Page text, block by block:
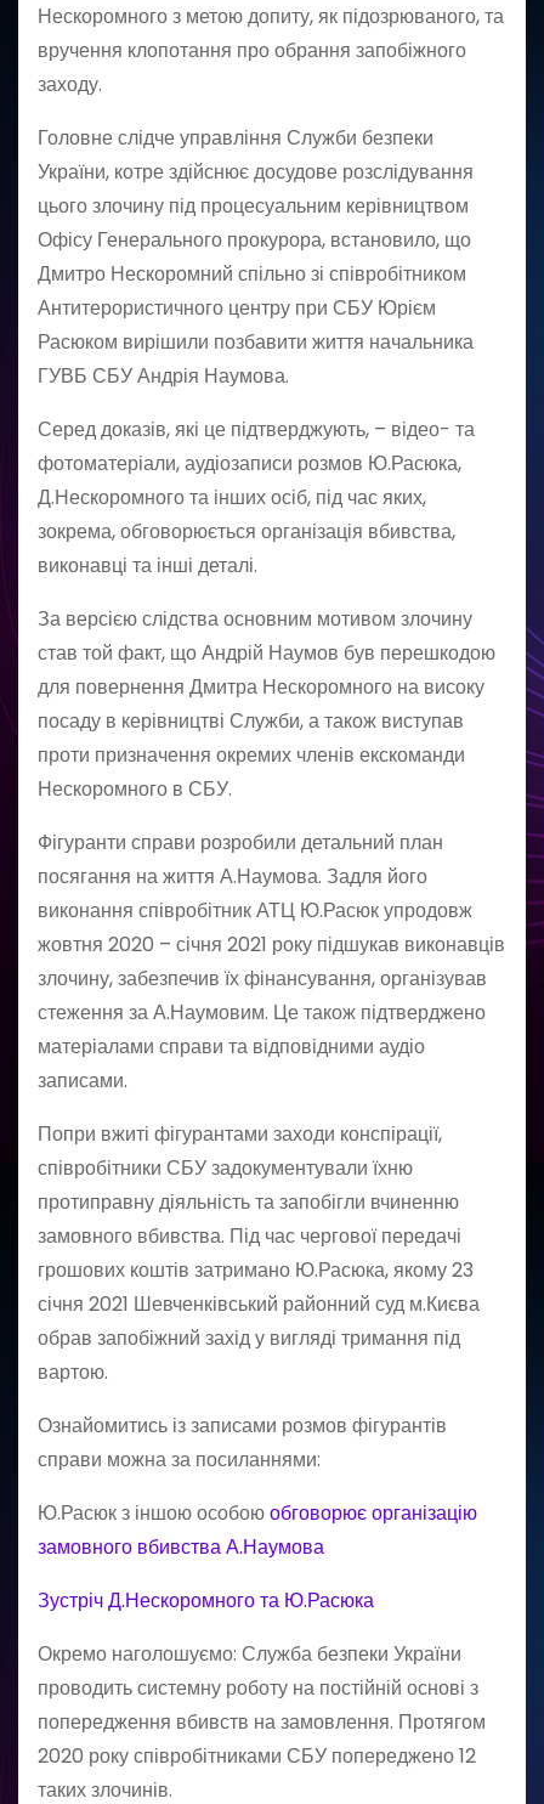
Нескоромного з метою допиту, як підозрюваного, та
вручення клопотання про обрання запобіжного
заходу.
Головне слідче управління Служби безпеки
України, котре здійснює досудове розслідування
цього злочину під процесуальним керівництвом
Офісу Генерального прокурора, встановило, що
Дмитро Нескоромний спільно зі співробітником
Антитерористичного центру при СБУ Юрієм
Расюком вирішили позбавити життя начальника
ГУВБ СБУ Андрія Наумова.
Серед доказів, які це підтверджують, – відео- та
фотоматеріали, аудіозаписи розмов Ю.Расюка,
Д.Нескоромного та інших осіб, під час яких,
зокрема, обговорюється організація вбивства,
виконавці та інші деталі.
За версією слідства основним мотивом злочину
став той факт, що Андрій Наумов був перешкодою
для повернення Дмитра Нескоромного на високу
посаду в керівництві Служби, а також виступав
проти призначення окремих членів екскоманди
Нескоромного в СБУ.
Фігуранти справи розробили детальний план
посягання на життя А.Наумова. Задля його
виконання співробітник АТЦ Ю.Расюк упродовж
жовтня 2020 – січня 2021 року підшукав виконавців
злочину, забезпечив їх фінансування, організував
стеження за А.Наумовим. Це також підтверджено
матеріалами справи та відповідними аудіо
записами.
Попри вжиті фігурантами заходи конспірації,
співробітники СБУ задокументували їхню
протиправну діяльність та запобігли вчиненню
замовного вбивства. Під час чергової передачі
грошових коштів затримано Ю.Расюка, якому 23
січня 2021 Шевченківський районний суд м.Києва
обрав запобіжний захід у вигляді тримання під
вартою.
Ознайомитись із записами розмов фігурантів
справи можна за посиланнями:
Ю.Расюк з іншою особоюобговорює організацію
замовного вбивства А.Наумова
Зустріч Д.Нескоромного та Ю.Расюка
Окремо наголошуємо: Служба безпеки України
проводить системну роботу на постійній основі з
попередження вбивств на замовлення. Протягом
2020 року співробітниками СБУ попереджено 12
таких злочинів.